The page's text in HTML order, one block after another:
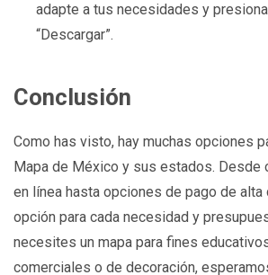
adapte a tus necesidades y
“Descargar”.
Conclusión
Como has visto, hay muchas opciones
Mapa de México y sus estados. Desde
en línea hasta opciones de pago de alta
opción para cada necesidad y
necesites un mapa para fines
comerciales o de decoración,